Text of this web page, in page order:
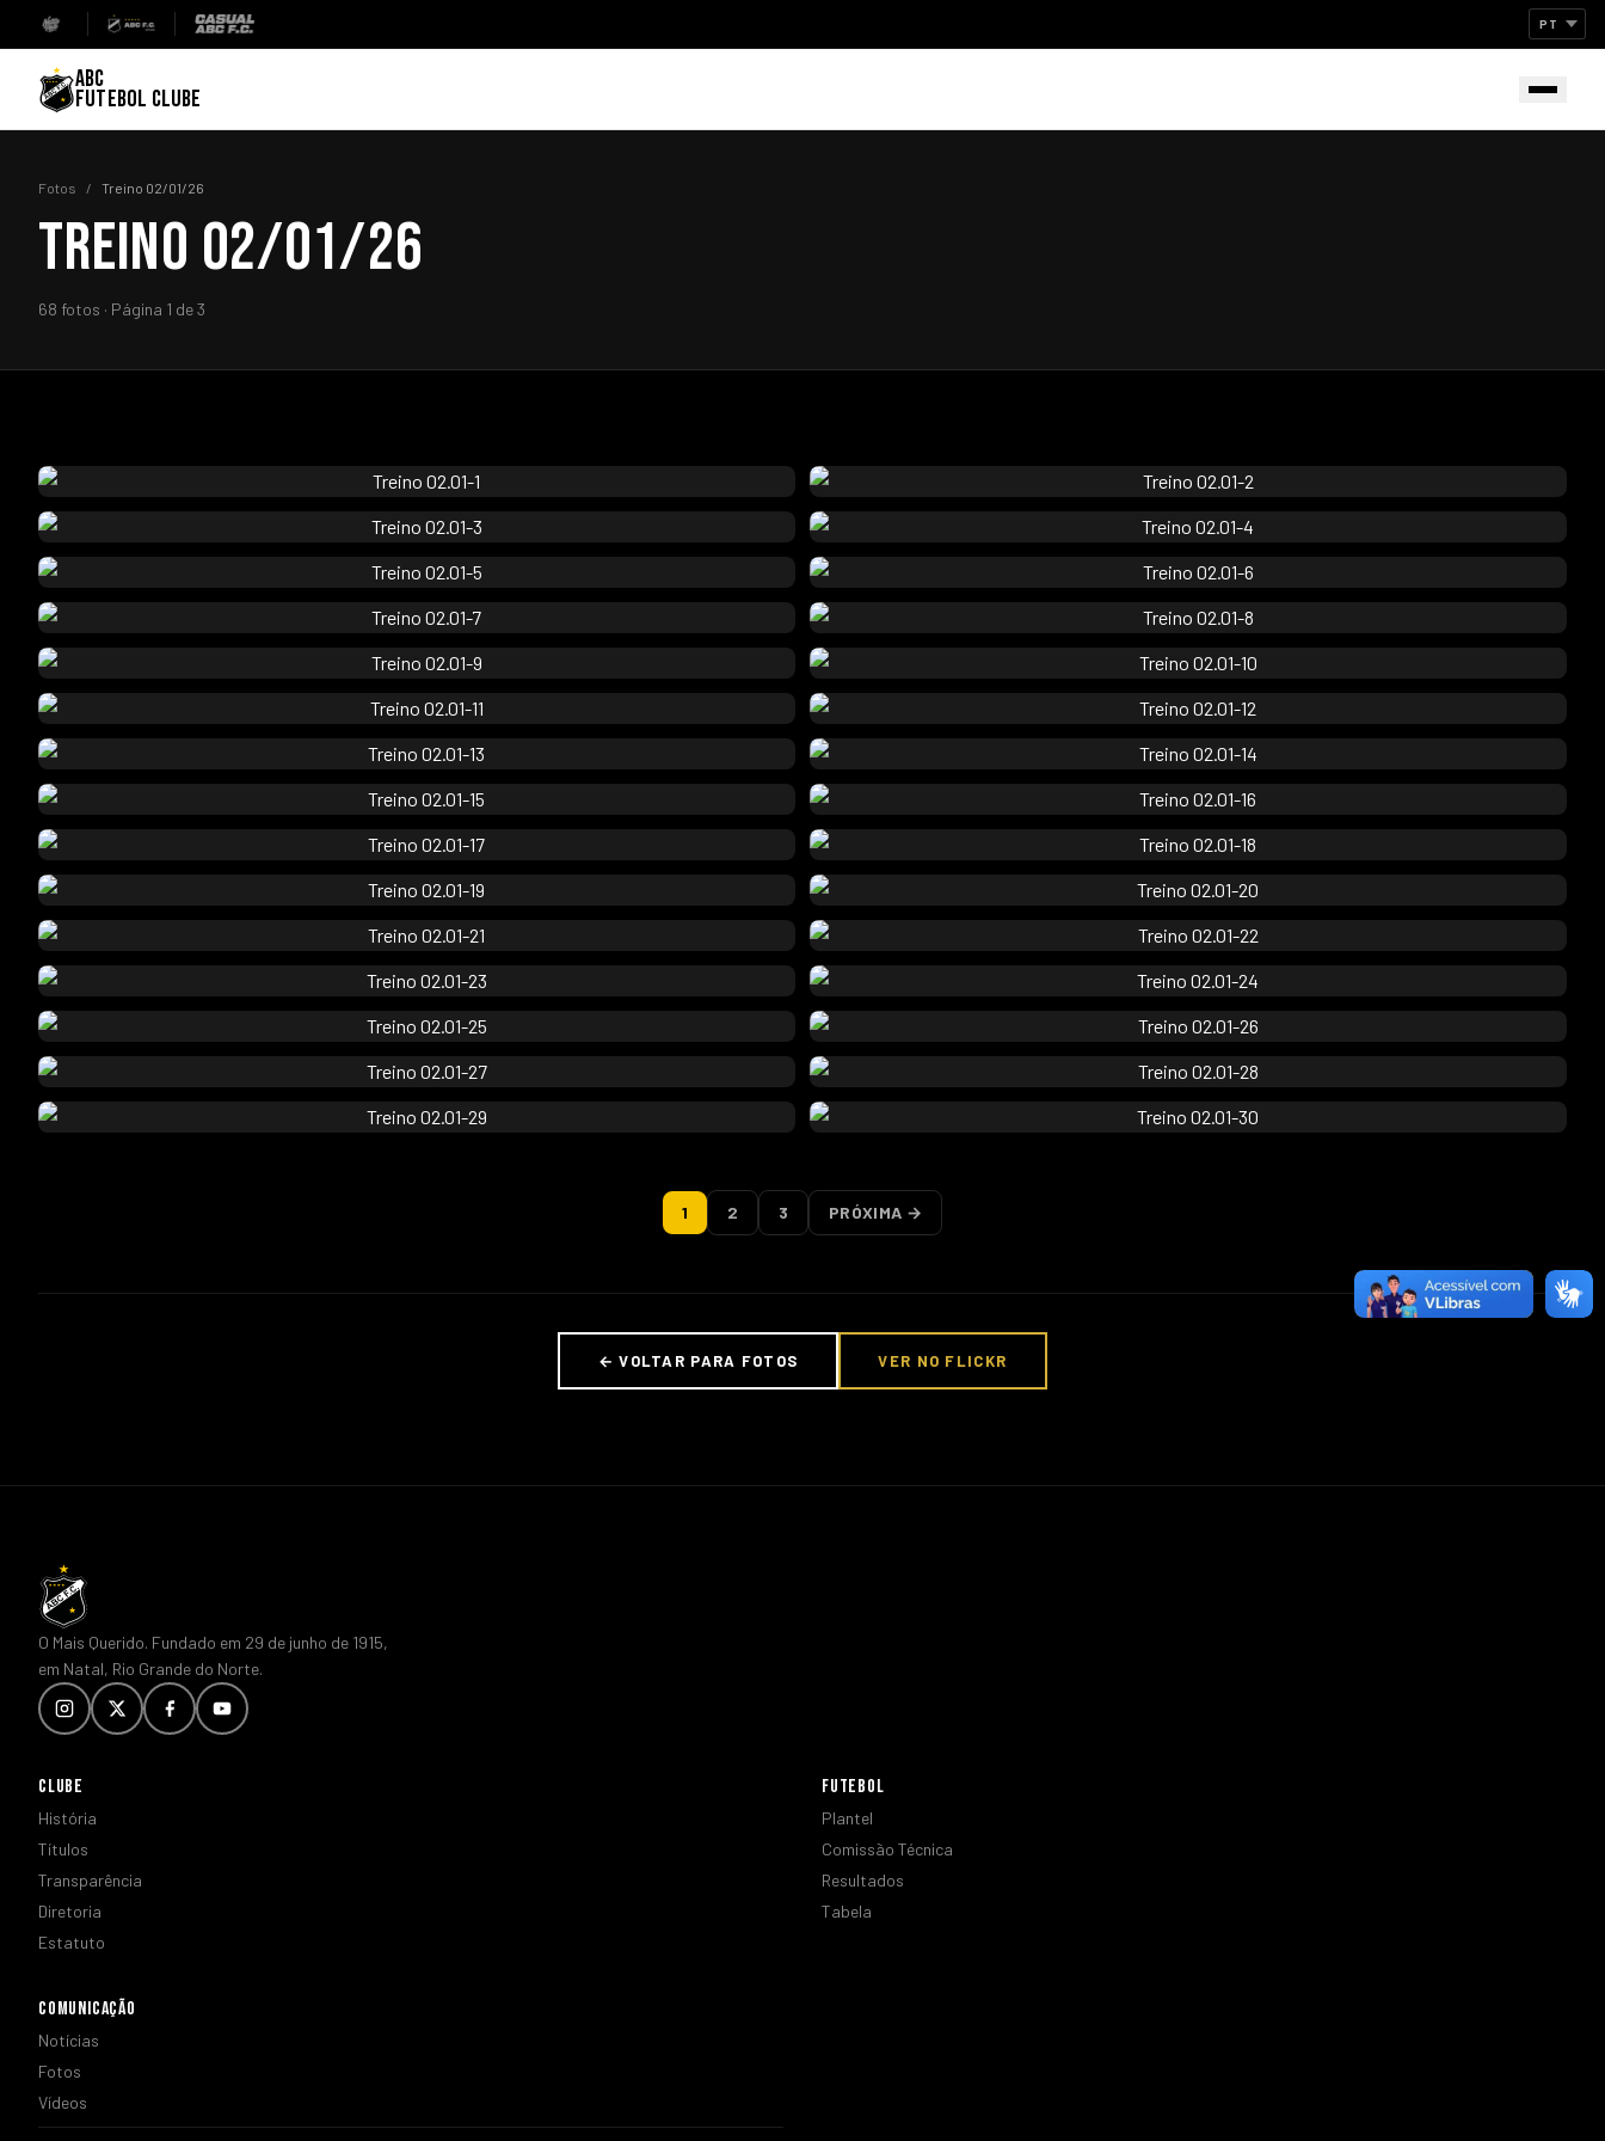
ABC
FUTEBOL CLUBE
Fotos / Treino 02/01/26
TREINO 02/01/26
68 fotos · Página 1 de 3
1 2 3 PRÓXIMA →
← VOLTAR PARA FOTOS VER NO FLICKR
O Mais Querido. Fundado em 29 de junho de 1915,
em Natal, Rio Grande do Norte.
CLUBE
História
Títulos
Transparência
Diretoria
Estatuto
FUTEBOL
Plantel
Comissão Técnica
Resultados
Tabela
COMUNICAÇÃO
Notícias
Fotos
Vídeos